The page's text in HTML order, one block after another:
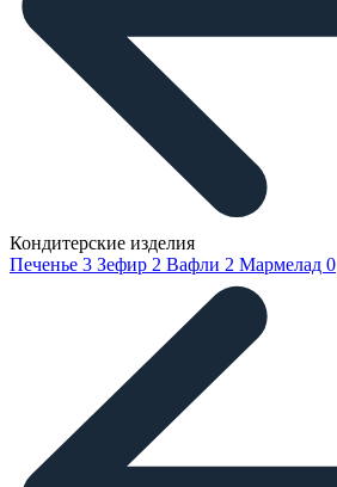
Кондитерские изделия
Печенье 3 Зефир 2 Вафли 2 Мармелад 0